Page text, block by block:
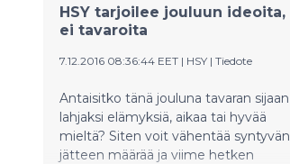
HSY tarjoilee jouluun ideoita,
ei tavaroita
7.12.2016 08:36:44 EET | HSY | Tiedote
Antaisitko tänä jouluna tavaran sijaan
lahjaksi elämyksiä, aikaa tai hyvää
mieltä? Siten voit vähentää syntyvän
jätteen määrää ja viime hetken